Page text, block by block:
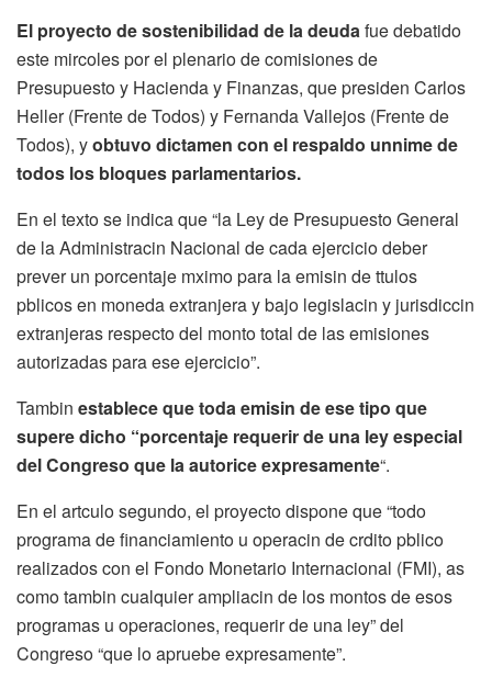
El proyecto de sostenibilidad de la deudafue debatido
este mircoles por el plenario de comisiones de
Presupuesto y Hacienda y Finanzas, que presiden Carlos
Heller (Frente de Todos) y Fernanda Vallejos (Frente de
Todos), yobtuvo dictamen con el respaldo unnime de
todos los bloques parlamentarios.
En el texto se indica que “la Ley de Presupuesto General
de la Administracin Nacional de cada ejercicio deber
prever un porcentaje mximo para la emisin de ttulos
pblicos en moneda extranjera y bajo legislacin y jurisdiccin
extranjeras respecto del monto total de las emisiones
autorizadas para ese ejercicio”.
Tambin establece que toda emisin de ese tipo que
supere dicho “porcentaje requerir de una ley especial
del Congreso que la autorice expresamente“.
En el artculo segundo, el proyecto dispone que “todo
programa de financiamiento u operacin de crdito pblico
realizados con el Fondo Monetario Internacional (FMI), as
como tambin cualquier ampliacin de los montos de esos
programas u operaciones, requerir de una ley” del
Congreso “que lo apruebe expresamente”.